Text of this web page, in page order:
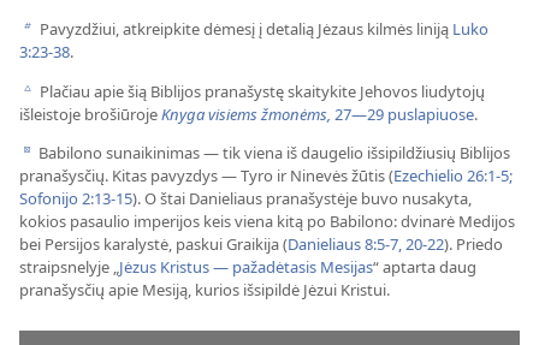
b Pavyzdžiui, atkreipkite dėmesį į detalią Jėzaus kilmės liniją Luko
3:23-38.
c Plačiau apie šią Biblijos pranašystę skaitykite Jehovos liudytojų
išleistoje brošiūrojeKnyga visiems žmonėms, 27—29 puslapiuose.
d Babilono sunaikinimas — tik viena iš daugelio išsipildžiusių Biblijos
pranašysčių. Kitas pavyzdys — Tyro ir Ninevės žūtis (Ezechielio 26:1-5;
Sofonijo 2:13-15). O štai Danieliaus pranašystėje buvo nusakyta,
kokios pasaulio imperijos keis viena kitą po Babilono: dvinarė Medijos
bei Persijos karalystė, paskui Graikija (Danieliaus 8:5-7,20-22). Priedo
straipsnelyje „Jėzus Kristus — pažadėtasis Mesijas“ aptarta daug
pranašysčių apie Mesiją, kurios išsipildė Jėzui Kristui.